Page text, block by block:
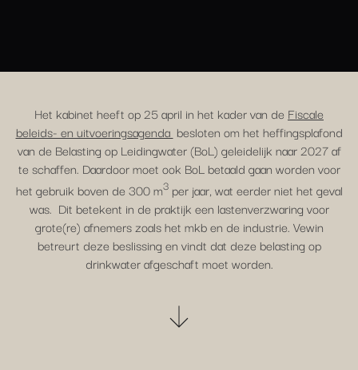
Het kabinet heeft op 25 april in het kader van de Fiscale
beleids- en uitvoeringsagenda besloten om het heffingsplafond
van de Belasting op Leidingwater (BoL) geleidelijk naar 2027 af
te schaffen. Daardoor moet ook BoL betaald gaan worden voor
het gebruik boven de 300 m3per jaar, wat eerder niet het geval
was. Dit betekent in de praktijk een lastenverzwaring voor
grote(re) afnemers zoals het mkb en de industrie. Vewin
betreurt deze beslissing en vindt dat deze belasting op
drinkwater afgeschaft moet worden.